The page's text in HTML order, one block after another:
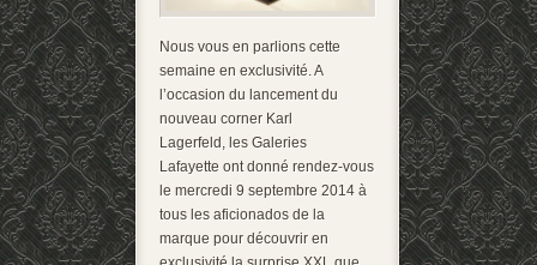
Nous vous en parlions cette
semaine en exclusivité. A
l’occasion du lancement du
nouveau corner Karl
Lagerfeld, les Galeries
Lafayette ont donné rendez-vous
le mercredi 9 septembre 2014 à
tous les aficionados de la
marque pour découvrir en